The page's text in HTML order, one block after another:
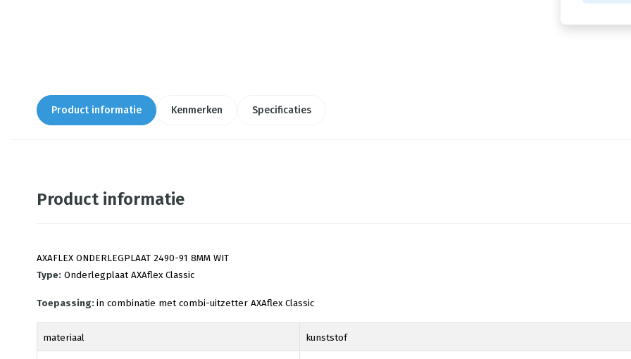
Product informatie Kenmerken Specificaties
Product informatie
AXAFLEX ONDERLEGPLAAT 2490-91 8MM WIT
Type: Onderlegplaat AXAflex Classic
Toepassing: in combinatie met combi-uitzetter AXAflex Classic
materiaal kunststof